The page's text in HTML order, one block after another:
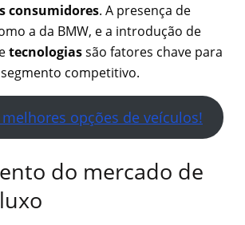
consumidores. A presença de
a da BMW, e a introdução de
etecnologiassão fatores chave para
competitivo.
melhores opções de veículos!
do mercado de